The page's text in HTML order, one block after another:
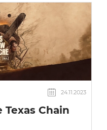
24.11.2023
Texas Chain